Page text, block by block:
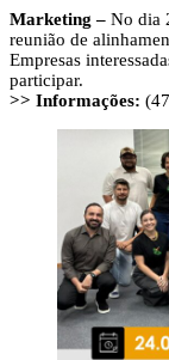
Marketing – No dia
reunião de
Empresas
participar.
>> Informações: